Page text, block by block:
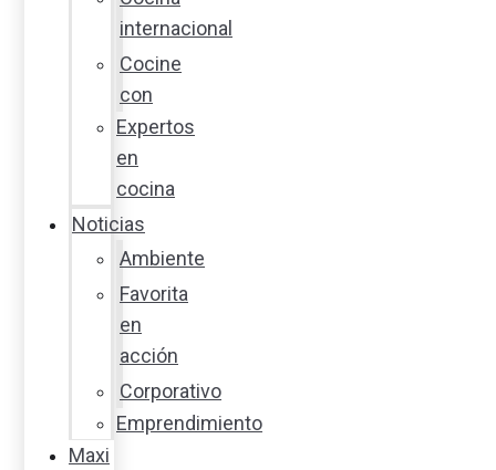
internacional
Cocine
con
Expertos
en
cocina
Noticias
Ambiente
Favorita
en
acción
Corporativo
Emprendimiento
Maxi